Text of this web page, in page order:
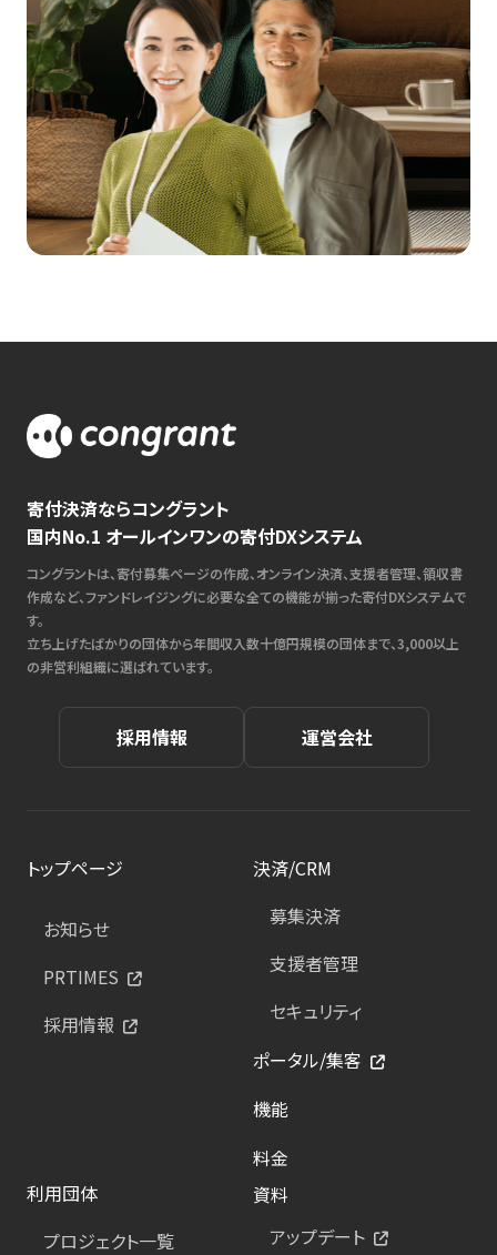
寄付決済ならコングラント
国内No.1 オールインワンの寄付DXシステム
コングラントは、寄付募集ページの作成、オンライン決済、支援者管理、領収書
作成など、ファンドレイジングに必要な全ての機能が揃った寄付DXシステムで
す。
立ち上げたばかりの団体から年間収入数十億円規模の団体まで、3,000以上
の非営利組織に選ばれています。
採用情報 運営会社
トップページ
お知らせ
PRTIMES
採用情報
決済/CRM
募集決済
支援者管理
セキュリティ
ポータル/集客
機能
料金
利用団体
プロジェクト一覧
資料
アップデート